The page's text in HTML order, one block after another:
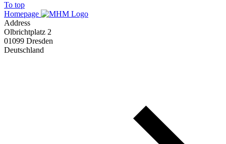
To top
Homepage
Address
Olbrichtplatz 2
01099 Dresden
Deutschland